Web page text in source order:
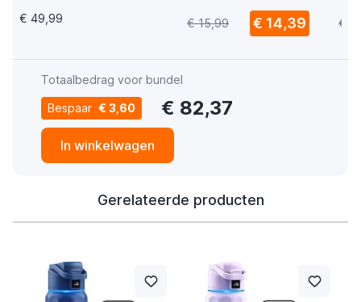
€ 49,99
straws
€ 15,99 € 14,39 €
Totaalbedrag voor bundel
Bespaar € 3,60 € 82,37
In winkelwagen
Gerelateerde producten